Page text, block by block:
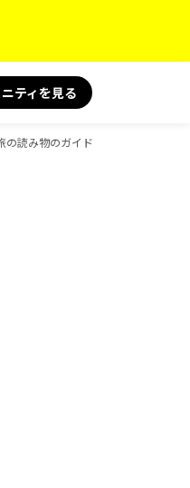
ティを見る
読み物のガイドブック一覧